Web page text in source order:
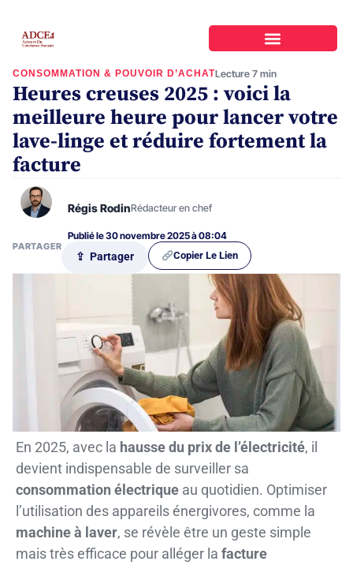
CONSOMMATION & POUVOIR D’ACHATLecture 7 min
Heures creuses 2025 : voici la
meilleure heure pour lancer votre
lave-linge et réduire fortement la
facture
Régis RodinRédacteur en chef
Publié le 30 novembre 2025 à 08:04
PARTAGER
⇪ Partager Copier Le Lien
En 2025, avec la hausse du prix de l’électricité, il
devient indispensable de surveiller sa
consommation électrique au quotidien. Optimiser
l’utilisation des appareils énergivores, comme la
machine à laver, se révèle être un geste simple
mais très efficace pour alléger la facture